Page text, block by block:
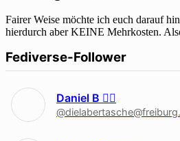
Fairer Weise möchte ich euch darauf
hierdurch aber KEINE Mehrkosten.
Fediverse-Follower
Daniel B 🏳‍🌈